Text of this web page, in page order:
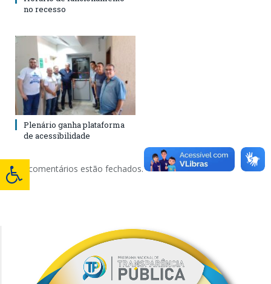
no recesso
Plenário ganha plataforma
de acessibilidade
Os comentários estão fechados.